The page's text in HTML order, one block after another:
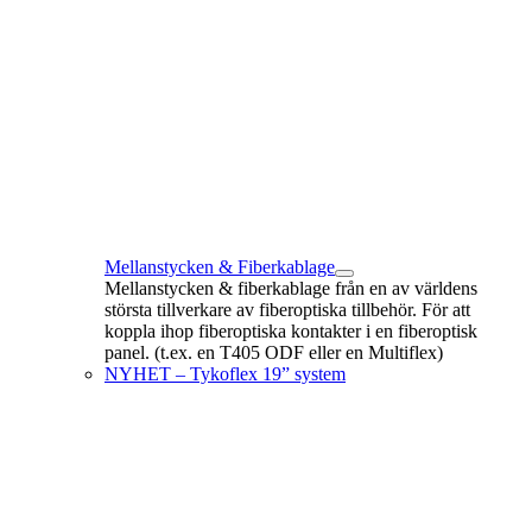
Mellanstycken & Fiberkablage
Mellanstycken & fiberkablage från en av världens
största tillverkare av fiberoptiska tillbehör. För att
koppla ihop fiberoptiska kontakter i en fiberoptisk
panel. (t.ex. en T405 ODF eller en Multiflex)
NYHET – Tykoflex 19” system